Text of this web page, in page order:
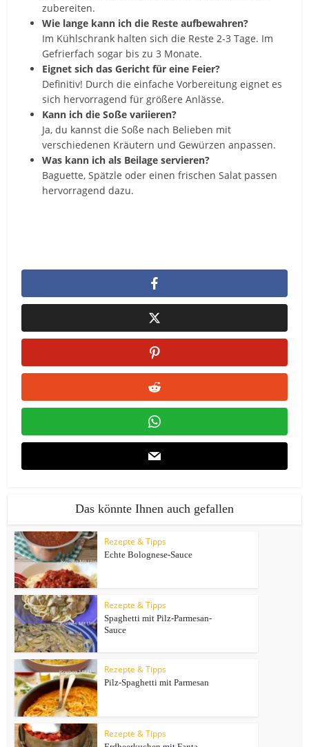
zubereiten.
Wie lange kann ich die Reste aufbewahren?
Im Kühlschrank halten sich die Reste 2-3 Tage. Im
Gefrierfach sogar bis zu 3 Monate.
Eignet sich das Gericht für eine Feier?
Definitiv! Durch die einfache Vorbereitung eignet es
sich hervorragend für größere Anlässe.
Kann ich die Soße variieren?
Ja, du kannst die Soße nach Belieben mit
verschiedenen Kräutern und Gewürzen anpassen.
Was kann ich als Beilage servieren?
Baguette, Spätzle oder einen frischen Salat passen
hervorragend dazu.
Das könnte Ihnen auch gefallen
Rezepte & Tipps
Echte Bolognese-Sauce
Rezepte & Tipps
Spaghetti mit Pilz-Parmesan-
Sauce
Rezepte & Tipps
Pilz-Spaghetti mit Parmesan
Rezepte & Tipps